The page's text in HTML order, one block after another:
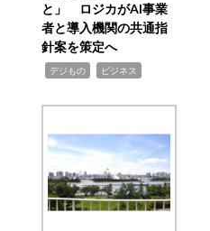
と」 ロジカがAI事業
者と導入機関の共通指
針案を策定へ
デジもの ビジネス